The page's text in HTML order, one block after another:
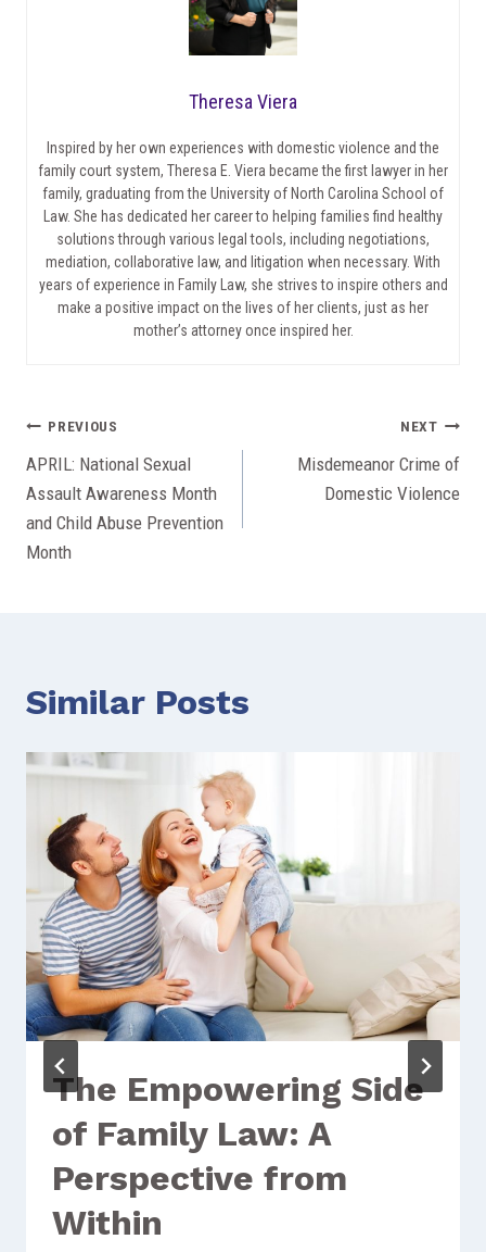
Theresa Viera
Inspired by her own experiences with domestic violence and the
family court system, Theresa E. Viera became the first lawyer in her
family, graduating from the University of North Carolina School of
Law. She has dedicated her career to helping families find healthy
solutions through various legal tools, including negotiations,
mediation, collaborative law, and litigation when necessary. With
years of experience in Family Law, she strives to inspire others and
make a positive impact on the lives of her clients, just as her
mother’s attorney once inspired her.
Post
navigation
PREVIOUS
APRIL: National Sexual
Assault Awareness Month
and Child Abuse Prevention
Month
NEXT
Misdemeanor Crime of
Domestic Violence
Similar Posts
The Empowering Side
of Family Law: A
Perspective from
Within